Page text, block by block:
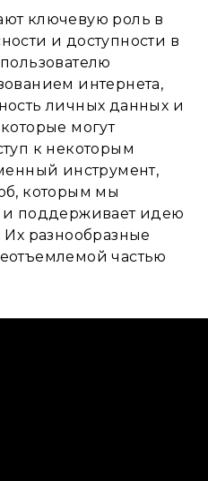
ключевую роль в
и доступности в
интернета,
личных данных и
могут
к некоторым
инструмент,
которым мы
и поддерживает идею
разнообразные
частью